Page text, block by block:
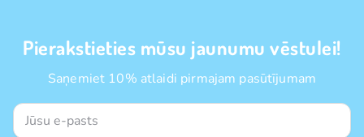
Pierakstieties mūsu jaunumu vēstulei!
Saņemiet 10% atlaidi pirmajam pasūtījumam